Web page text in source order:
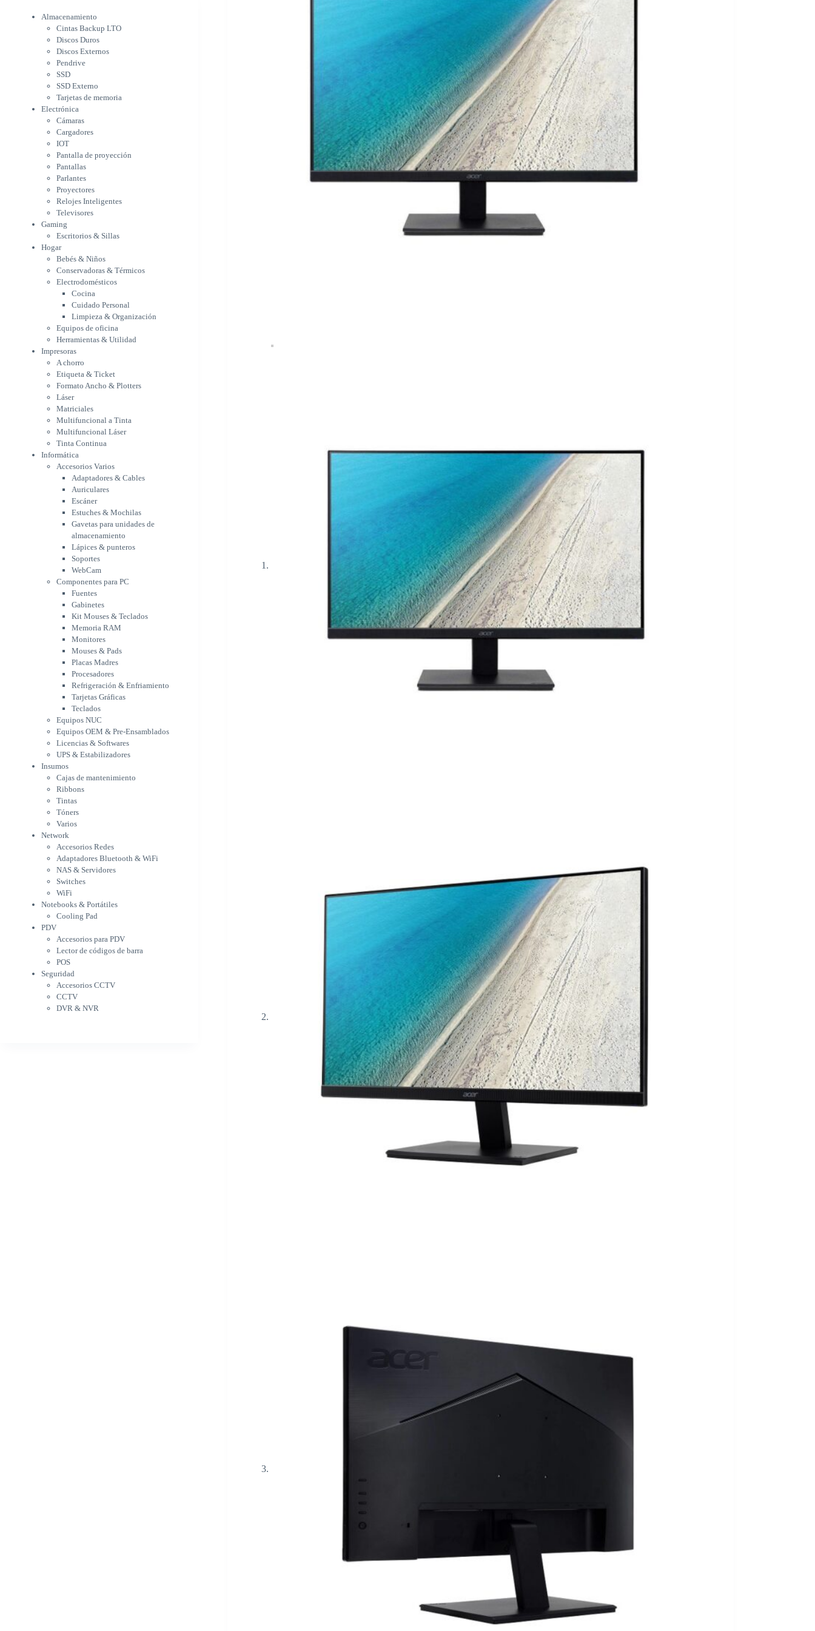
Cámaras
Cargadores
IOT
Pantalla de proyección
Pantallas
Parlantes
Proyectores
Relojes Inteligentes
Televisores
Gaming
Escritorios & Sillas
Hogar
Bebés & Niños
Conservadoras & Térmicos
Electrodomésticos
Cocina
Cuidado Personal
Equipos de oficina
Impresoras
A chorro
Etiqueta & Ticket
Formato Ancho & Plotters
Láser
Matriciales
Multifuncional a Tinta
Multifuncional Láser
Tinta Continua
Informática
Accesorios Varios
Adaptadores & Cables
Auriculares
Escáner
Estuches & Mochilas
Gavetas para unidades de
Lápices & punteros
Soportes
WebCam
Componentes para PC
Fuentes
Gabinetes
Kit Mouses & Teclados
Memoria RAM
Monitores
Mouses & Pads
Placas Madres
Procesadores
Refrigeración &
Enfriamiento
Tarjetas Gráficas
Teclados
Equipos NUC
Equipos OEM & Pre-
Ensamblados
Licencias & Softwares
UPS & Estabilizadores
Insumos
Cajas de mantenimiento
Ribbons
Tintas
Tóners
Varios
Network
Accesorios Redes
Adaptadores Bluetooth &
WiFi
NAS & Servidores
Switches
WiFi
Notebooks & Portátiles
Cargador para notebook
Cooling Pad
PDV
Accesorios para PDV
POS
Seguridad
Accesorios CCTV
CCTV
DVR & NVR
Sin categorizar
Almacenamiento
Cintas Backup LTO
Discos Duros
Discos Externos
Pendrive
SSD
SSD Externo
Tarjetas de memoria
Electrónica
Cámaras
Cargadores
IOT
Pantalla de proyección
Pantallas
Parlantes
Proyectores
Relojes Inteligentes
Televisores
Gaming
Escritorios & Sillas
Hogar
Bebés & Niños
Conservadoras & Térmicos
Electrodomésticos
Cocina
Cuidado Personal
Limpieza & Organización
Equipos de oficina
Herramientas & Utilidad
Impresoras
A chorro
Etiqueta & Ticket
Formato Ancho & Plotters
Láser
Matriciales
Multifuncional a Tinta
Multifuncional Láser
Tinta Continua
Informática
Accesorios Varios
Adaptadores & Cables
Auriculares
Escáner
Estuches & Mochilas
Gavetas para unidades de
almacenamiento
Lápices & punteros
Soportes
WebCam
Componentes para PC
Fuentes
Gabinetes
Kit Mouses & Teclados
Memoria RAM
Monitores
Mouses & Pads
Placas Madres
Procesadores
Refrigeración & Enfriamiento
Tarjetas Gráficas
Teclados
Equipos NUC
Equipos OEM & Pre-Ensamblados
Licencias & Softwares
UPS & Estabilizadores
Insumos
Cajas de mantenimiento
Ribbons
Tintas
Tóners
Varios
Network
Accesorios Redes
Adaptadores Bluetooth & WiFi
NAS & Servidores
Switches
WiFi
Notebooks & Portátiles
Cooling Pad
PDV
Accesorios para PDV
Lector de códigos de barra
POS
Seguridad
Accesorios CCTV
CCTV
DVR & NVR